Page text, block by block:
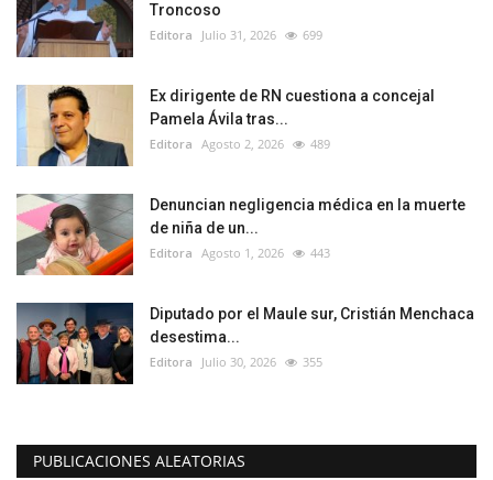
Troncoso
Editora Julio 31, 2026 699
Ex dirigente de RN cuestiona a concejal
Pamela Ávila tras...
Editora Agosto 2, 2026 489
Denuncian negligencia médica en la muerte
de niña de un...
Editora Agosto 1, 2026 443
Diputado por el Maule sur, Cristián Menchaca
desestima...
Editora Julio 30, 2026 355
PUBLICACIONES ALEATORIAS